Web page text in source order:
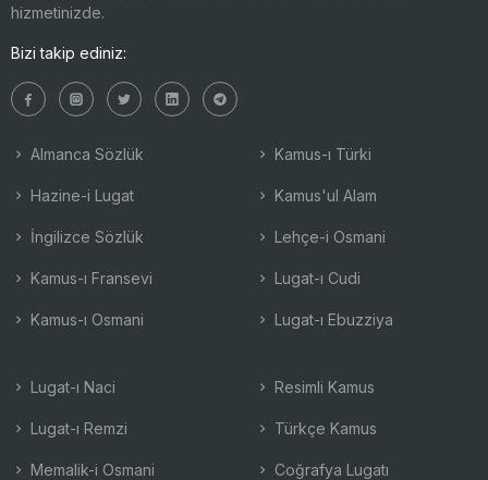
hizmetinizde.
Bizi takip ediniz:
Almanca Sözlük
Hazine-i Lugat
İngilizce Sözlük
Kamus-ı Fransevi
Kamus-ı Osmani
Kamus-ı Türki
Kamus'ul Alam
Lehçe-i Osmani
Lugat-ı Cudi
Lugat-ı Ebuzziya
Lugat-ı Naci
Lugat-ı Remzi
Memalik-i Osmani
Resimli Kamus
Türkçe Kamus
Coğrafya Lugatı